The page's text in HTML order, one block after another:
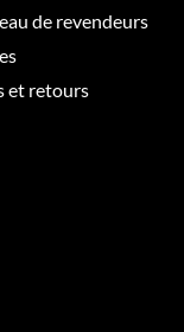
de revendeurs
et retours